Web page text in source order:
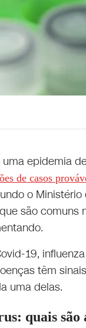
epidemia
de casos
o
são comuns
19,
têm
uma delas.
quais são